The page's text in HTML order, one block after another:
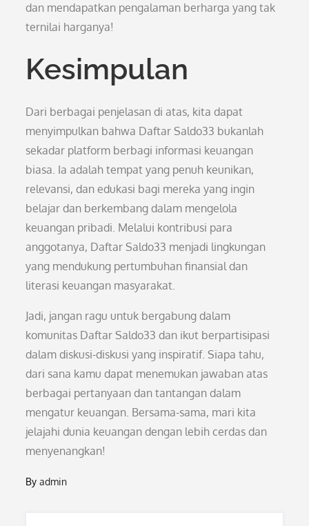
dan mendapatkan pengalaman berharga yang tak
ternilai harganya!
Kesimpulan
Dari berbagai penjelasan di atas, kita dapat
menyimpulkan bahwa Daftar Saldo33 bukanlah
sekadar platform berbagi informasi keuangan
biasa. Ia adalah tempat yang penuh keunikan,
relevansi, dan edukasi bagi mereka yang ingin
belajar dan berkembang dalam mengelola
keuangan pribadi. Melalui kontribusi para
anggotanya, Daftar Saldo33 menjadi lingkungan
yang mendukung pertumbuhan finansial dan
literasi keuangan masyarakat.
Jadi, jangan ragu untuk bergabung dalam
komunitas Daftar Saldo33 dan ikut berpartisipasi
dalam diskusi-diskusi yang inspiratif. Siapa tahu,
dari sana kamu dapat menemukan jawaban atas
berbagai pertanyaan dan tantangan dalam
mengatur keuangan. Bersama-sama, mari kita
jelajahi dunia keuangan dengan lebih cerdas dan
menyenangkan!
Byadmin